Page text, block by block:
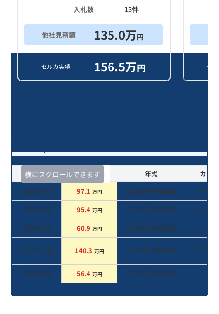
入札数
13件
他社見積額 135.0万円
セルカ実績 156.5万円 セ
横にスクロールできます
査定時期 セルカ実績 年式
カラー
2026年3月
97.1 万円 2020年 (令和2年) その他
2026年3月
95.4 万円 2020年 (令和2年) レッド
2026年1月
60.9 万円 2020年 (令和2年) パール
2020年11月 140.3 万円 2020年 (令和2年)
ホワイ
系
2026年8月
56.4 万円 2020年 (令和2年) 系